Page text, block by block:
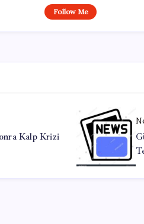
Follow Me
Kalp Krizi